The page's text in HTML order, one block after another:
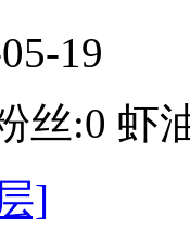
19
丝:0 虾
]